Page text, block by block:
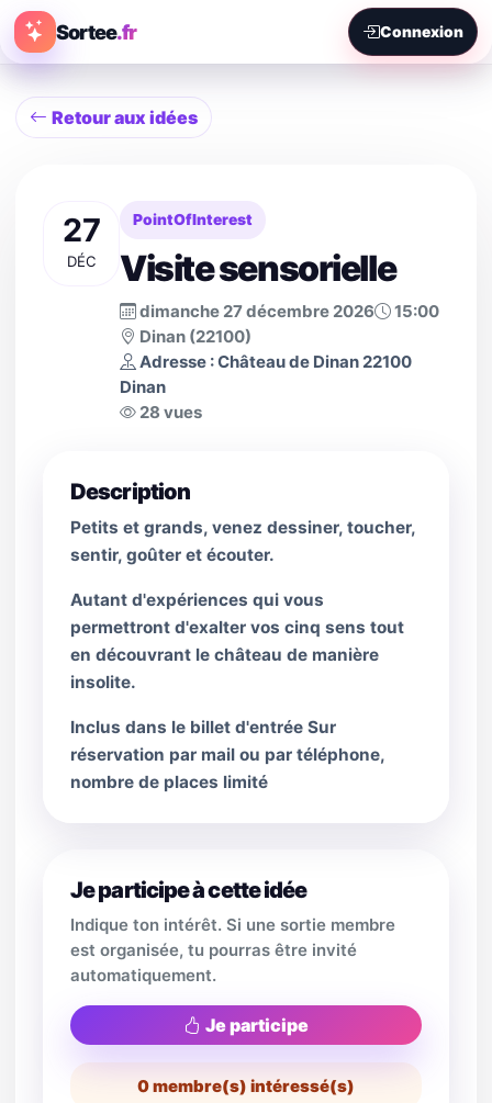
Sortee.fr Connexion
Retour aux idées
27
DÉC
PointOfInterest
Visite sensorielle
dimanche 27 décembre 2026
15:00
Dinan (22100)
Adresse : Château de Dinan 22100
Dinan
28 vues
Description
Petits et grands, venez dessiner, toucher,
sentir, goûter et écouter.
Autant d'expériences qui vous
permettront d'exalter vos cinq sens tout
en découvrant le château de manière
insolite.
Inclus dans le billet d'entrée Sur
réservation par mail ou par téléphone,
nombre de places limité
Je participe à cette idée
Indique ton intérêt. Si une sortie membre
est organisée, tu pourras être invité
automatiquement.
Je participe
0membre(s) intéressé(s)